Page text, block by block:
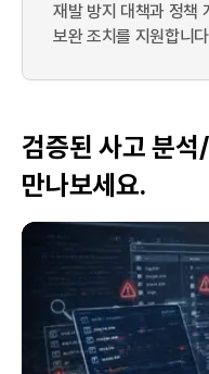
재발 방지 대책과 정책
보완 조치를 지원합니
검증된 사고 분
만나보세요.